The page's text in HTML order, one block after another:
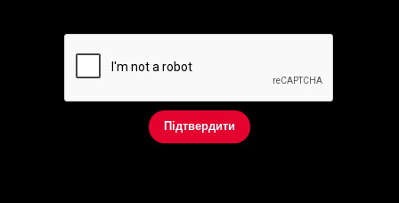
Підтвердити